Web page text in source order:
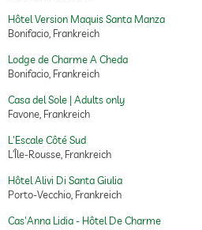
Hôtel Version Maquis Santa Manza
Bonifacio, Frankreich
Lodge de Charme A Cheda
Bonifacio, Frankreich
Casa del Sole | Adults only
Favone, Frankreich
L'Escale Côté Sud
LʼÎle-Rousse, Frankreich
Hôtel Alivi Di Santa Giulia
Porto-Vecchio, Frankreich
Cas'Anna Lidia - Hôtel De Charme